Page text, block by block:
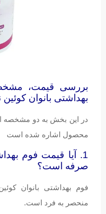
بررسی قیمت،
بهداشتی بانوان
در این بخش به دو مشخصه
محصول اشاره شده است
1. آیا قیمت فوم
صرفه است؟
فوم بهداشتی بانوان
منحصر به فرد است.